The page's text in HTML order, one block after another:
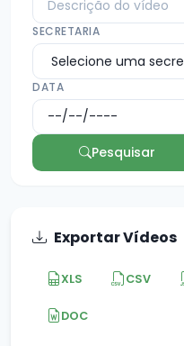
SECRETARIA
DATA
Pesquisar
Exportar Vídeos
XLS CSV
DOC